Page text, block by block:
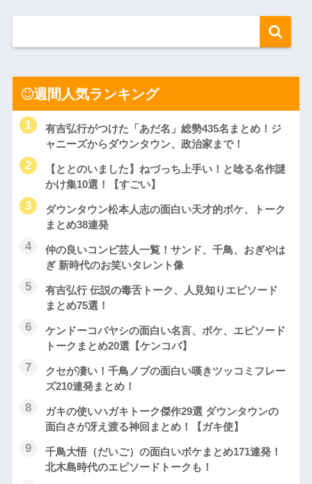
週間人気ランキング
有吉弘行がつけた「あだ名」総勢435名まとめ！ジ
ャニーズからダウンタウン、政治家まで！
【ととのいました】ねづっち上手い！と唸る名作謎
かけ集10選！【すごい】
ダウンタウン松本人志の面白い天才的ボケ、トーク
まとめ38連発
仲の良いコンビ芸人一覧！サンド、千鳥、おぎやは
ぎ 新時代のお笑いタレント像
有吉弘行 伝説の毒舌トーク、人見知りエピソード
まとめ75選！
ケンドーコバヤシの面白い名言、ボケ、エピソード
トークまとめ20選【ケンコバ】
クセが凄い！千鳥ノブの面白い嘆きツッコミフレー
ズ210連発まとめ！
ガキの使いハガキトーク傑作29選 ダウンタウンの
面白さが冴え渡る神回まとめ！【ガキ使】
千鳥大悟（だいご）の面白いボケまとめ171連発！
北木島時代のエピソードトークも！